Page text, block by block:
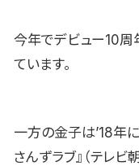
今年でデビュー10周
ています。
一方の金子は’18年
さんずラブ』（テレ